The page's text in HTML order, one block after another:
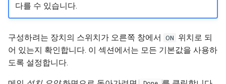
다를 수 있습니다.
구성하려는 장치의 스위치가 오른쪽 창에서 ON 위치로 되
어 있는지 확인합니다. 이 섹션에서는 모든 기본값을 사용하
도록 설정합니다.